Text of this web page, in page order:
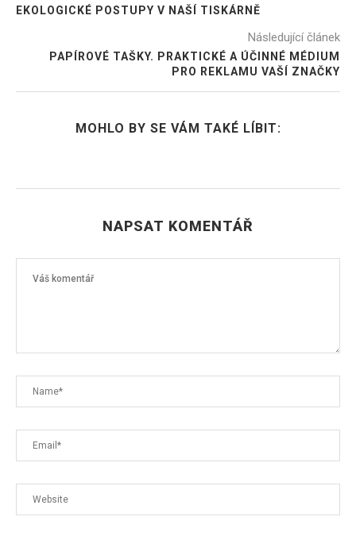
EKOLOGICKÉ POSTUPY V NAŠÍ TISKÁRNĚ
Následující článek
PAPÍROVÉ TAŠKY. PRAKTICKÉ A ÚČINNÉ MÉDIUM
PRO REKLAMU VAŠÍ ZNAČKY
MOHLO BY SE VÁM TAKÉ LÍBIT:
NAPSAT KOMENTÁŘ